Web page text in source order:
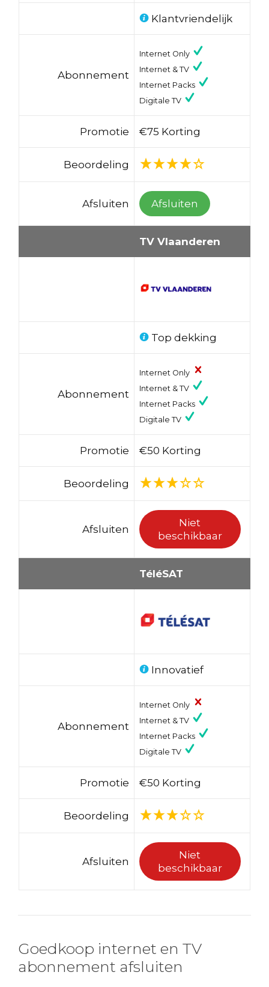
Klantvriendelijk
Abonnement
Internet Only
Internet & TV
Internet Packs
Digitale TV
Promotie €75 Korting
Beoordeling
Afsluiten Afsluiten
TV Vlaanderen
Top dekking
Abonnement
Internet Only
Internet & TV
Internet Packs
Digitale TV
Promotie €50 Korting
Beoordeling
Afsluiten
Niet
beschikbaar
TéléSAT
Innovatief
Abonnement
Internet Only
Internet & TV
Internet Packs
Digitale TV
Promotie €50 Korting
Beoordeling
Afsluiten
Niet
beschikbaar
Goedkoop internet en TV
abonnement afsluiten